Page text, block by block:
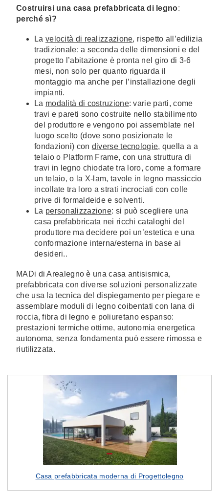
Costruirsi una casa prefabbricata di legno:
perché sì?
La velocità di realizzazione, rispetto all’edilizia
tradizionale: a seconda delle dimensioni e del
progetto l’abitazione è pronta nel giro di 3-6
mesi, non solo per quanto riguarda il
montaggio ma anche per l’installazione degli
impianti.
La modalità di costruzione: varie parti, come
travi e pareti sono costruite nello stabilimento
del produttore e vengono poi assemblate nel
luogo scelto (dove sono posizionate le
fondazioni) con diverse tecnologie, quella a a
telaio o Platform Frame, con una struttura di
travi in legno chiodate tra loro, come a formare
un telaio, o la X-lam, tavole in legno massiccio
incollate tra loro a strati incrociati con colle
prive di formaldeide e solventi.
La personalizzazione: si può scegliere una
casa prefabbricata nei ricchi cataloghi del
produttore ma decidere poi un’estetica e una
conformazione interna/esterna in base ai
desideri..
MADi di Arealegno è una casa antisismica,
prefabbricata con diverse soluzioni personalizzate
che usa la tecnica del dispiegamento per piegare e
assemblare moduli di legno coibentati con lana di
roccia, fibra di legno e poliuretano espanso:
prestazioni termiche ottime, autonomia energetica
autonoma, senza fondamenta può essere rimossa e
riutilizzata.
Casa prefabbricata moderna di Progettolegno